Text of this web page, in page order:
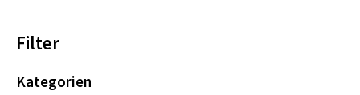
Filter
Kategorien